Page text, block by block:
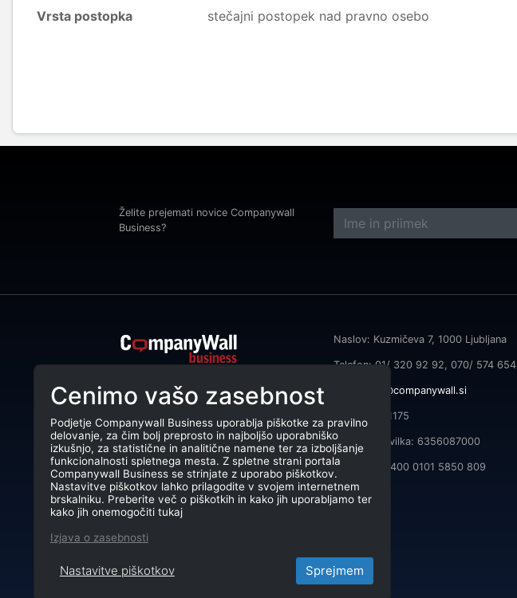
Vrsta postopka
stečajni postopek nad pravno osebo
Želite prejemati novice Companywall
Business?
podjetjem pomaga izboljšati
poslovanje z iskanjem in povezovanjem
strank.
CompanyWall Business © 2026
Naslov: Kuzmičeva 7, 1000 Ljubljana
Telefon: 01/ 320 92 92, 070/ 574 654
info@companywall.si
DŠ: SI55591175
Matična številka: 6356087000
TRR: SI56 3400 0101 5850 809
Cenimo vašo zasebnost
Podjetje Companywall Business uporablja piškotke za pravilno
delovanje, za čim bolj preprosto in najboljšo uporabniško
izkušnjo, za statistične in analitične namene ter za izboljšanje
funkcionalnosti spletnega mesta. Z spletne strani portala
Companywall Business se strinjate z uporabo piškotkov.
Nastavitve piškotkov lahko prilagodite v svojem internetnem
brskalniku. Preberite več o piškotkih in kako jih uporabljamo ter
kako jih onemogočiti tukaj
Izjava o zasebnosti
Nastavitve piškotkov Sprejmem